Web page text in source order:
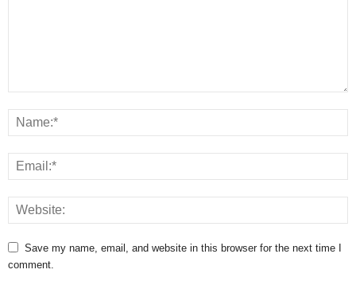
Save my name, email, and website in this browser for the next time I
comment.